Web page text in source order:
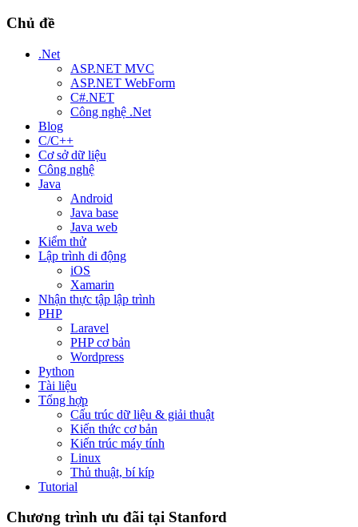
Chủ đề
.Net
ASP.NET MVC
ASP.NET WebForm
C#.NET
Công nghệ .Net
Blog
C/C++
Cơ sở dữ liệu
Công nghệ
Java
Android
Java base
Java web
Kiểm thử
Lập trình di động
iOS
Xamarin
Nhận thực tập lập trình
PHP
Laravel
PHP cơ bản
Wordpress
Python
Tài liệu
Tổng hợp
Cấu trúc dữ liệu & giải thuật
Kiến thức cơ bản
Kiến trúc máy tính
Linux
Thủ thuật, bí kíp
Tutorial
Chương trình ưu đãi tại Stanford